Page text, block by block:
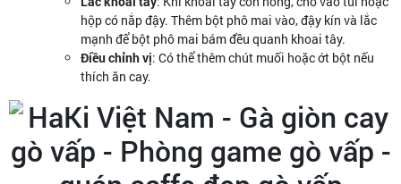
hộp có nắp đậy. Thêm bột phô mai vào, đậy kín và lắc
mạnh để bột phô mai bám đều quanh khoai tây.
Điều chỉnh vị: Có thể thêm chút muối hoặc ớt bột nếu
thích ăn cay.